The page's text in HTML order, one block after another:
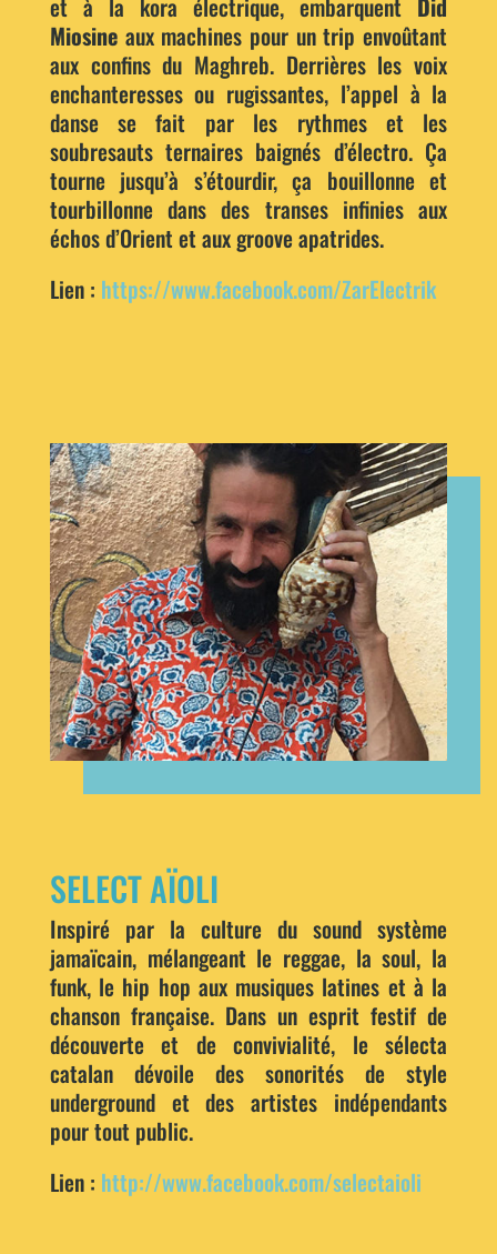
et à la kora électrique, embarquent Did
Miosineaux machines pour un trip envoûtant
aux confins du Maghreb. Derrières les voix
enchanteresses ou rugissantes, l’appel à la
danse se fait par les rythmes et les
soubresauts ternaires baignés d’électro. Ça
tourne jusqu’à s’étourdir, ça bouillonne et
tourbillonne dans des transes infinies aux
échos d’Orient et aux groove apatrides.
Lien : https://www.facebook.com/ZarElectrik
SELECT AÏOLI
Inspiré par la culture du sound système
jamaïcain, mélangeant le reggae, la soul, la
funk, le hip hop aux musiques latines et à la
chanson française. Dans un esprit festif de
découverte et de convivialité, le sélecta
catalan dévoile des sonorités de style
underground et des artistes indépendants
pour tout public.
Lien : http://www.facebook.com/selectaioli